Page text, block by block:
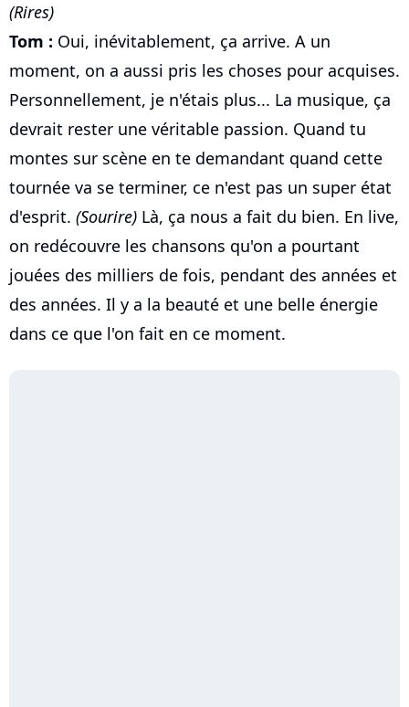
(Rires)
Tom : Oui, inévitablement, ça arrive. A un
moment, on a aussi pris les choses pour acquises.
Personnellement, je n'étais plus... La musique, ça
devrait rester une véritable passion. Quand tu
montes sur scène en te demandant quand cette
tournée va se terminer, ce n'est pas un super état
d'esprit. (Sourire) Là, ça nous a fait du bien. En live,
on redécouvre les chansons qu'on a pourtant
jouées des milliers de fois, pendant des années et
des années. Il y a la beauté et une belle énergie
dans ce que l'on fait en ce moment.